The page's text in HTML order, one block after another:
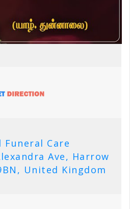
Funeral Care
Ave, Harrow
United Kingdom